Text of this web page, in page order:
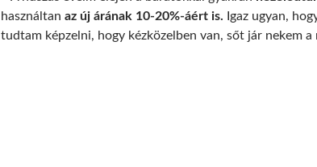
használtan az új árának 10-20%-áért is. Igaz ugyan,
tudtam képzelni, hogy kézközelben van, sőt jár nekem a